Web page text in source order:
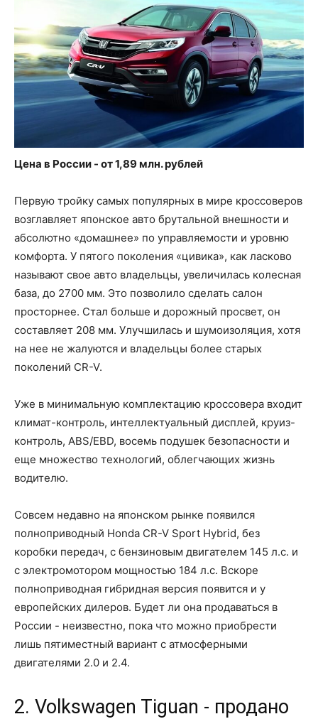
Цена в России - от 1,89 млн. рублей
Первую тройку самых популярных в мире кроссоверов
возглавляет японское авто брутальной внешности и
абсолютно «домашнее» по управляемости и уровню
комфорта. У пятого поколения «цивика», как ласково
называют свое авто владельцы, увеличилась колесная
база, до 2700 мм. Это позволило сделать салон
просторнее. Стал больше и дорожный просвет, он
составляет 208 мм. Улучшилась и шумоизоляция, хотя
на нее не жалуются и владельцы более старых
поколений CR-V.
Уже в минимальную комплектацию кроссовера входит
климат-контроль, интеллектуальный дисплей, круиз-
контроль, ABS/EBD, восемь подушек безопасности и
еще множество технологий, облегчающих жизнь
водителю.
Совсем недавно на японском рынке появился
полноприводный Honda CR-V Sport Hybrid, без
коробки передач, с бензиновым двигателем 145 л.с. и
с электромотором мощностью 184 л.с. Вскоре
полноприводная гибридная версия появится и у
европейских дилеров. Будет ли она продаваться в
России - неизвестно, пока что можно приобрести
лишь пятиместный вариант с атмосферными
двигателями 2.0 и 2.4.
2. Volkswagen Tiguan - продано